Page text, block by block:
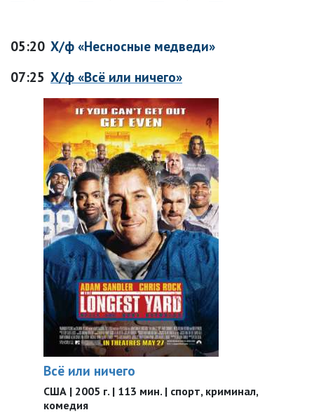
05:20 Х/ф «Несносные медведи»
07:25 Х/ф «Всё или ничего»
Всё или ничего
США | 2005 г. | 113 мин. | спорт, криминал,
комедия